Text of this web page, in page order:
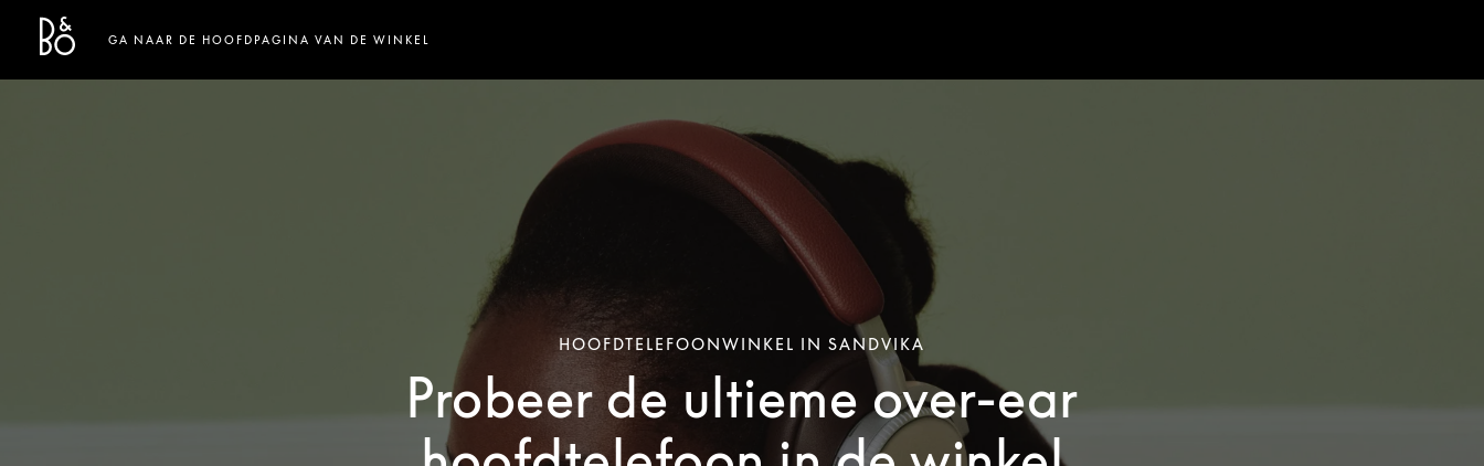
Bang & Olufsen - Exist to Create
Link Opens in New Tab
GA NAAR DE HOOFDPAGINA VAN DE WINKEL
HOOFDTELEFOONWINKEL IN SANDVIKA
Probeer de ultieme over-ear